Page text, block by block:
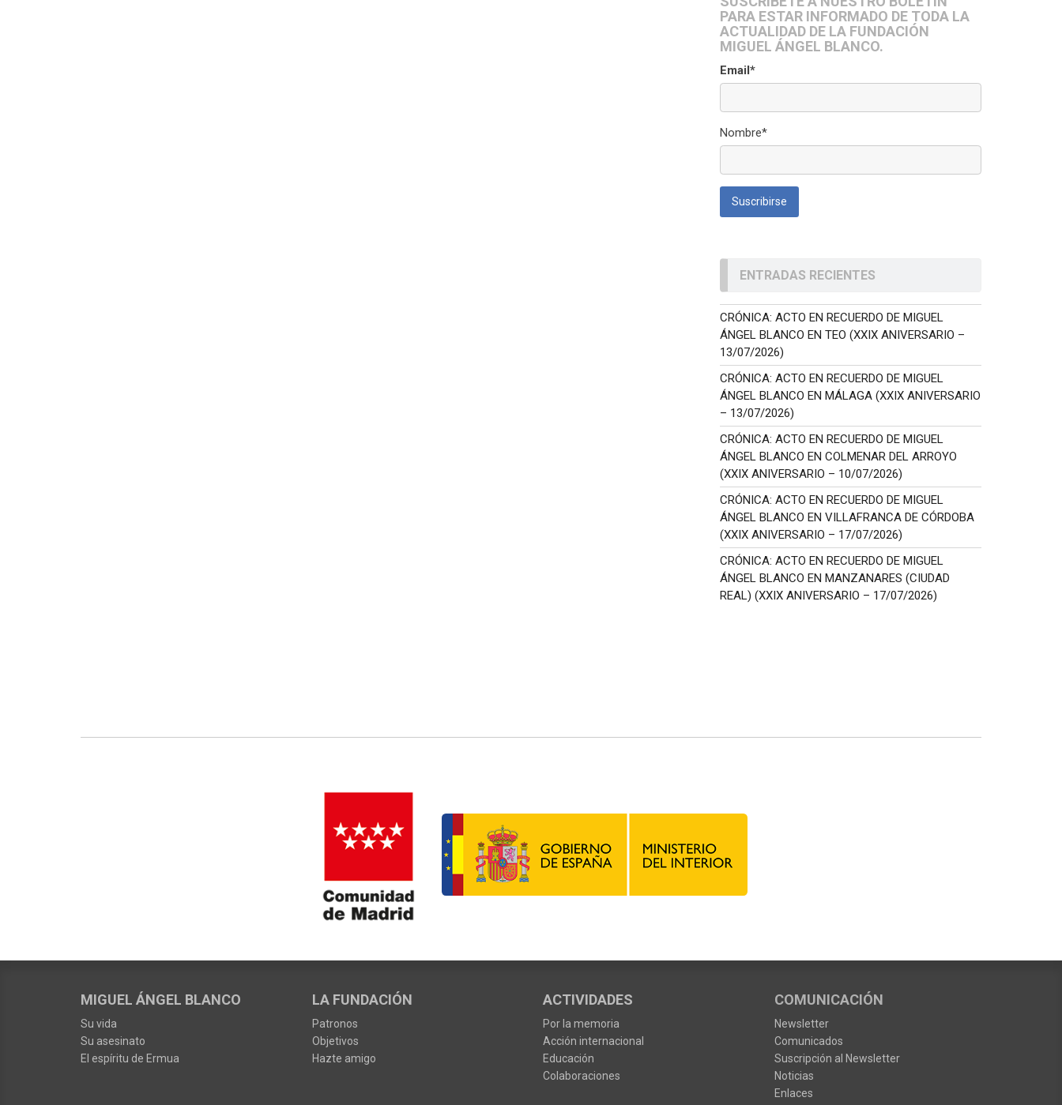
PARA ESTAR INFORMADO DE TODA LA
ACTUALIDAD DE LA FUNDACIÓN
MIGUEL ÁNGEL BLANCO.
Email*
Nombre*
ENTRADAS RECIENTES
CRÓNICA: ACTO EN RECUERDO DE MIGUEL
ÁNGEL BLANCO EN TEO (XXIX ANIVERSARIO –
13/07/2026)
CRÓNICA: ACTO EN RECUERDO DE MIGUEL
ÁNGEL BLANCO EN MÁLAGA (XXIX ANIVERSARIO
– 13/07/2026)
CRÓNICA: ACTO EN RECUERDO DE MIGUEL
ÁNGEL BLANCO EN COLMENAR DEL ARROYO
(XXIX ANIVERSARIO – 10/07/2026)
CRÓNICA: ACTO EN RECUERDO DE MIGUEL
ÁNGEL BLANCO EN VILLAFRANCA DE CÓRDOBA
(XXIX ANIVERSARIO – 17/07/2026)
CRÓNICA: ACTO EN RECUERDO DE MIGUEL
ÁNGEL BLANCO EN MANZANARES (CIUDAD
REAL) (XXIX ANIVERSARIO – 17/07/2026)
MIGUEL ÁNGEL BLANCO
Su vida
Su asesinato
El espíritu de Ermua
LA FUNDACIÓN
Patronos
Objetivos
Hazte amigo
ACTIVIDADES
Por la memoria
Acción internacional
Educación
Colaboraciones
COMUNICACIÓN
Newsletter
Comunicados
Suscripción al Newsletter
Noticias
Enlaces